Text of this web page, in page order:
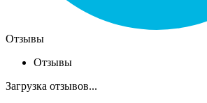
Отзывы
Отзывы
Загрузка отзывов...